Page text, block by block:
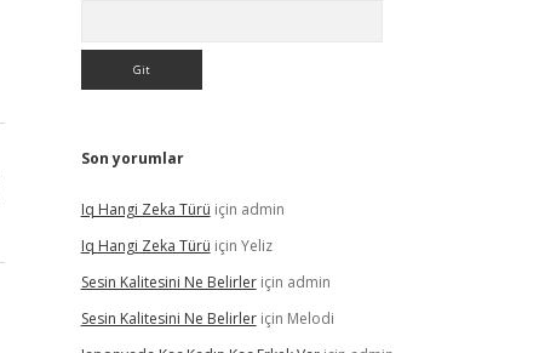
Son yorumlar
Iq Hangi Zeka Türü için admin
Iq Hangi Zeka Türü için Yeliz
Sesin Kalitesini Ne Belirleriçin admin
Sesin Kalitesini Ne Belirleriçin Melodi